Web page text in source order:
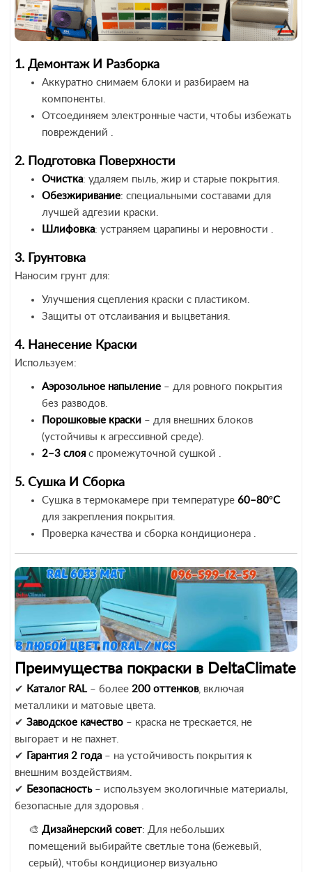
1. Демонтаж И Разборка
Аккуратно снимаем блоки и разбираем на
компоненты.
Отсоединяем электронные части, чтобы избежать
повреждений .
2. Подготовка Поверхности
Очистка: удаляем пыль, жир и старые покрытия.
Обезжиривание: специальными составами для
лучшей адгезии краски.
Шлифовка: устраняем царапины и неровности .
3. Грунтовка
Наносим грунт для:
Улучшения сцепления краски с пластиком.
Защиты от отслаивания и выцветания.
4. Нанесение Краски
Используем:
Аэрозольное напыление – для ровного покрытия
без разводов.
Порошковые краски – для внешних блоков
(устойчивы к агрессивной среде).
2–3 слоя с промежуточной сушкой .
5. Сушка И Сборка
Сушка в термокамере при температуре 60–80°C
для закрепления покрытия.
Проверка качества и сборка кондиционера .
Преимущества покраски в DeltaClimate
✔ Каталог RAL – более 200 оттенков, включая
металлики и матовые цвета.
✔ Заводское качество – краска не трескается, не
выгорает и не пахнет.
✔
Гарантия 2 года– на устойчивость покрытия к
внешним воздействиям.
✔ Безопасность– используем экологичные материалы,
безопасные для здоровья .
🎨 Дизайнерский совет: Для небольших
помещений выбирайте светлые тона (бежевый,
серый), чтобы кондиционер визуально